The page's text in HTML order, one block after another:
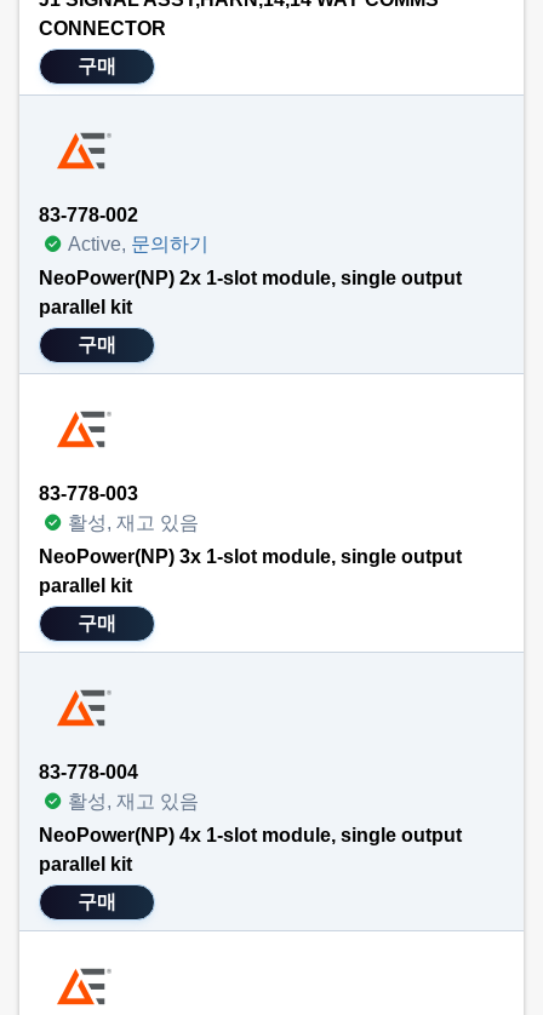
CONNECTOR
구매
83-778-002
Active, 문의하기
NeoPower(NP) 2x 1-slot module, single output
parallel kit
구매
83-778-003
활성, 재고 있음
NeoPower(NP) 3x 1-slot module, single output
parallel kit
구매
83-778-004
활성, 재고 있음
NeoPower(NP) 4x 1-slot module, single output
parallel kit
구매